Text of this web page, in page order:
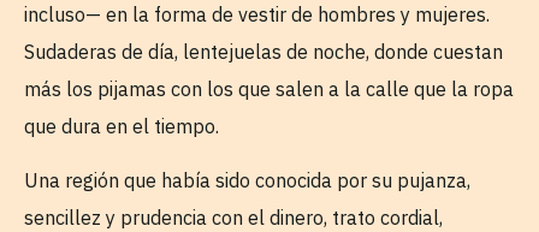
incluso— en la forma de vestir de hombres y mujeres.
Sudaderas de día, lentejuelas de noche, donde cuestan
más los pijamas con los que salen a la calle que la ropa
que dura en el tiempo.
Una región que había sido conocida por su pujanza,
sencillez y prudencia con el dinero, trato cordial,